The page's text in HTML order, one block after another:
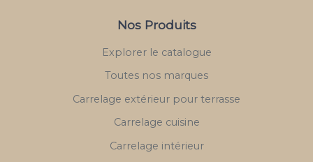
Nos Produits
Explorer le catalogue
Toutes nos marques
Carrelage extérieur pour terrasse
Carrelage cuisine
Carrelage intérieur